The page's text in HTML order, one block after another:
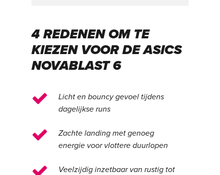
4 REDENEN OM TE
KIEZEN VOOR DE ASICS
NOVABLAST 6
Licht en bouncy gevoel tijdens
dagelijkse runs
Zachte landing met genoeg
energie voor vlottere duurlopen
Veelzijdig inzetbaar van rustig tot